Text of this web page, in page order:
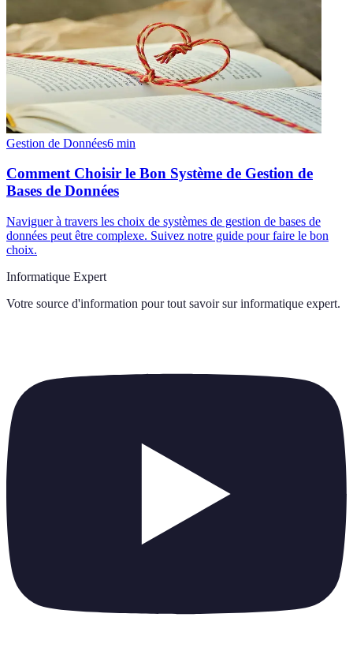
Gestion de Données6 min
Comment Choisir le Bon Système de Gestion de
Bases de Données
Naviguer à travers les choix de systèmes de gestion de bases de
données peut être complexe. Suivez notre guide pour faire le bon
choix.
Informatique Expert
Votre source d'information pour tout savoir sur informatique expert.